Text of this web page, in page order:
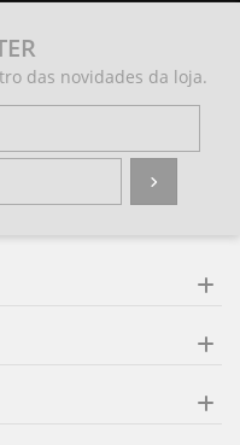
das novidades da loja.